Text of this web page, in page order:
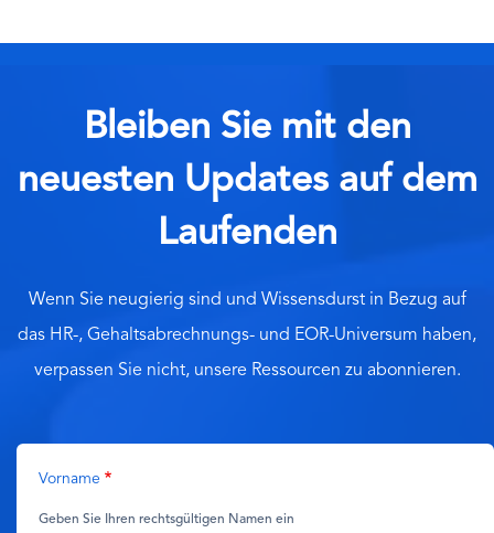
Bleiben Sie mit den
neuesten Updates auf dem
Laufenden
Wenn Sie neugierig sind und Wissensdurst in Bezug auf
das HR-, Gehaltsabrechnungs- und EOR-Universum haben,
verpassen Sie nicht, unsere Ressourcen zu abonnieren.
Vorname